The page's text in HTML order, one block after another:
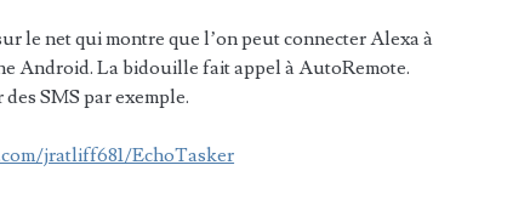
le net qui montre que l’on peut connecter Alexa à
Android. La bidouille fait appel à AutoRemote.
SMS par exemple.
jratliff681/EchoTasker